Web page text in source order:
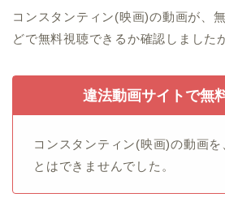
コンスタンティン(映画)の動画が、
どで無料視聴できるか確認しました
違法動画サイトで無
コンスタンティン(映画)の動画を
とはできませんでした。